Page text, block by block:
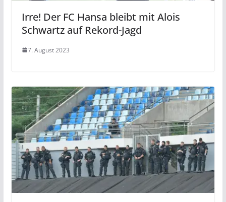
Irre! Der FC Hansa bleibt mit Alois
Schwartz auf Rekord-Jagd
7. August 2023